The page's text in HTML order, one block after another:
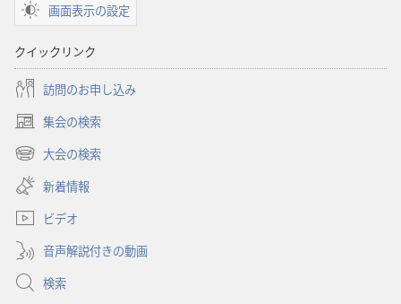
画面表示の設定
クイックリンク
訪問のお申し込み
集会の検索
（新
し
タ
で
開
く）
大会の検索
（新
し
い
タ
ブ
で
開
く）
新着情報
ビデオ
音声解説付きの動画
検索